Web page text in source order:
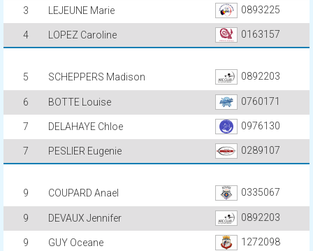
3 LEJEUNE Marie 0893225
4 LOPEZ Caroline 0163157
5 SCHEPPERS Madison 0892203
6 BOTTE Louise 0760171
7 DELAHAYE Chloe 0976130
7 PESLIER Eugenie 0289107
9 COUPARD Anael 0335067
9 DEVAUX Jennifer 0892203
9 GUY Oceane 1272098